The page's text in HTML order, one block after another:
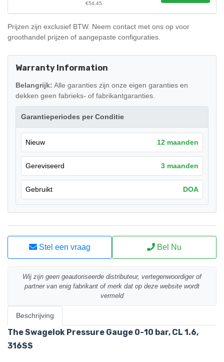
€54,45
Prijzen zijn exclusief BTW. Neem contact met ons op voor
groothandel prijzen of aangepaste configuraties.
Warranty Information
Belangrijk: Alle garanties zijn onze eigen garanties en
dekken geen fabrieks- of fabrikantgaranties.
Garantieperiodes per Conditie
Nieuw 12 maanden
Gereviseerd 3 maanden
Gebruikt DOA
Stel een vraag Bel Nu
Wij zijn geen geautoriseerde distributeur, vertegenwoordiger of
partner van enig fabrikant of merk dat op deze website wordt
vermeld
Beschrijving
The Swagelok Pressure Gauge 0-10 bar, CL 1.6,
316SS